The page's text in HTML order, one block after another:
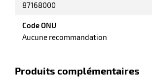
87168000
Code ONU
Aucune recommandation
Produits complémentaires